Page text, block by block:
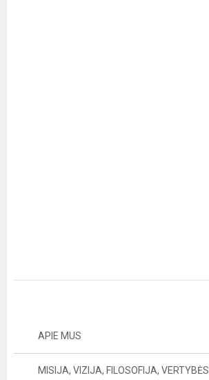
APIE MUS
MISIJA, VIZIJA, FILOSOFIJA, VERTYBĖS